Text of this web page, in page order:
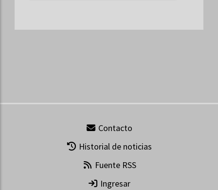
Contacto
Historial de noticias
Fuente RSS
Ingresar